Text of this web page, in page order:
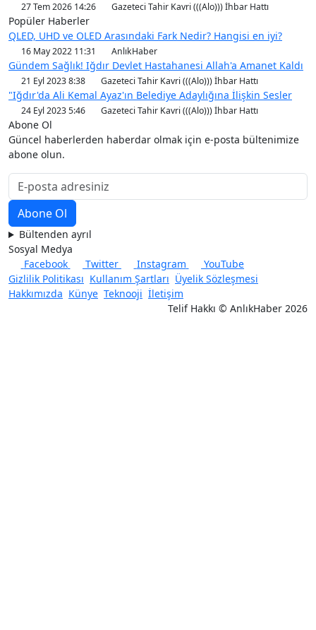
27 Tem 2026 14:26 Gazeteci Tahir Kavri (((Alo))) İhbar Hattı
Popüler Haberler
QLED, UHD ve OLED Arasındaki Fark Nedir? Hangisi en iyi?
16 May 2022 11:31 AnlıkHaber
Gündem Sağlık! Iğdır Devlet Hastahanesi Allah'a Amanet Kaldı
21 Eyl 2023 8:38 Gazeteci Tahir Kavri (((Alo))) İhbar Hattı
"Iğdır'da Ali Kemal Ayaz'ın Belediye Adaylığına İlişkin Sesler
24 Eyl 2023 5:46 Gazeteci Tahir Kavri (((Alo))) İhbar Hattı
Abone Ol
Güncel haberlerden haberdar olmak için e-posta bültenimize
abone olun.
Bültenden ayrıl
Sosyal Medya
Facebook
Twitter Instagram
YouTube
Gizlilik Politikası Kullanım Şartları Üyelik Sözleşmesi
Hakkımızda Künye Teknooji İletişim
Telif Hakkı © AnlıkHaber 2026